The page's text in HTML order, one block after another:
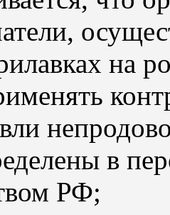
на
в
РФ;